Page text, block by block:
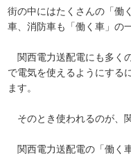
街の中にはたくさんの「働
車、消防車も「働く車」の
関西電力送配電にも多く
で電気を使えるようにする
ます。
そのとき使われるのが、
関西電力送配電の「働く